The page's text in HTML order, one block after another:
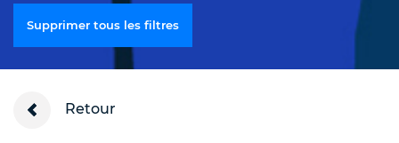
Supprimer tous les filtres
Retour